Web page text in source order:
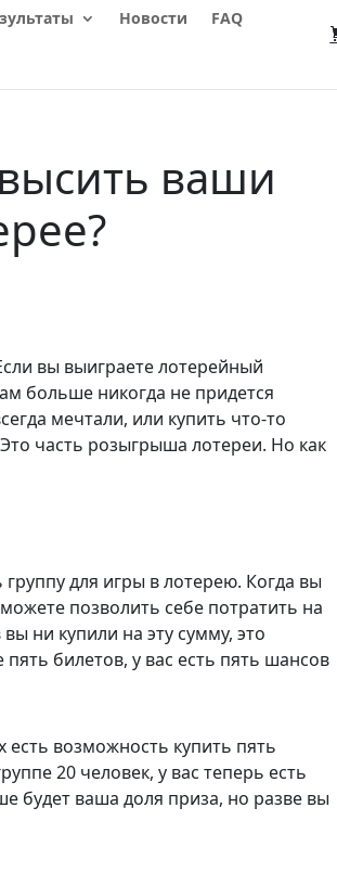
Новости
FAQ
ваши
вы выиграете лотерейный
больше никогда не придется
мечтали, или купить что-то
часть розыгрыша лотереи. Но как
для игры в лотерею. Когда вы
позволить себе потратить на
ни купили на эту сумму, это
билетов, у вас есть пять шансов
есть возможность купить пять
20 человек, у вас теперь есть
будет ваша доля приза, но разве вы